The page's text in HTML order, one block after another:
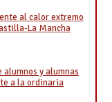
al calor extremo
La Mancha
y alumnas
a la ordinaria